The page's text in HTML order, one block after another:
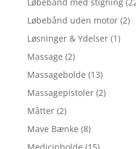
Løbebånd med stigning
Løbebånd uden motor (2)
Løsninger & Ydelser (1)
Massage (2)
Massagebolde (13)
Massagepistoler (2)
Måtter (2)
Mave Bænke (8)